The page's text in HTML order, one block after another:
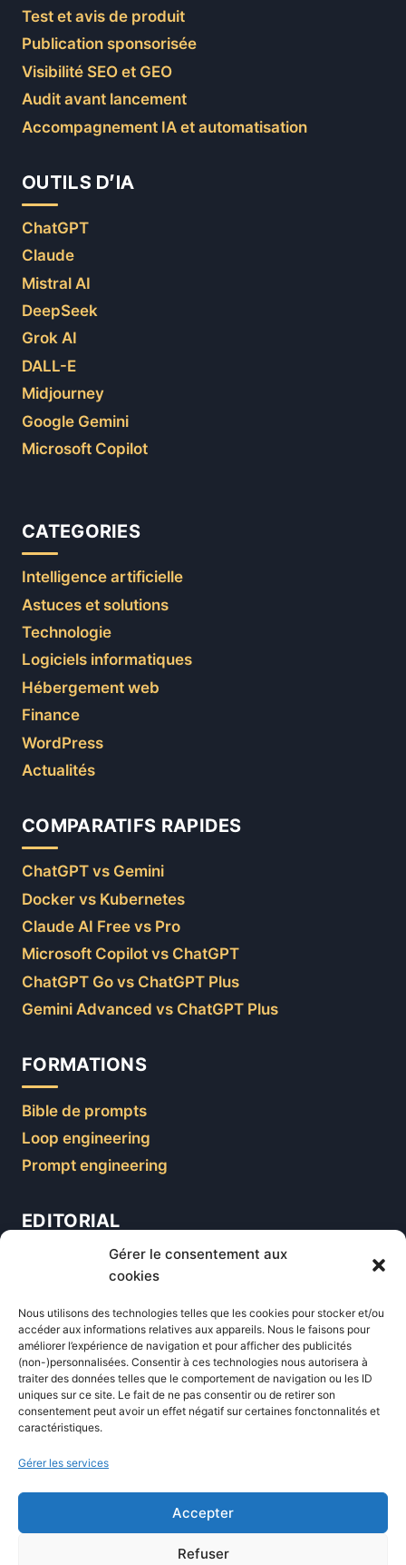
Gérer le consentement aux
cookies
Nous utilisons des technologies telles que les cookies pour stocker et/ou
accéder aux informations relatives aux appareils. Nous le faisons pour
améliorer l’expérience de navigation et pour afficher des publicités
(non-)personnalisées. Consentir à ces technologies nous autorisera à
traiter des données telles que le comportement de navigation ou les ID
uniques sur ce site. Le fait de ne pas consentir ou de retirer son
consentement peut avoir un effet négatif sur certaines fonctonnalités et
caractéristiques.
Gérer les services
Accepter
Refuser
Test et avis de produit
Publication sponsorisée
Visibilité SEO et GEO
Audit avant lancement
Accompagnement IA et automatisation
OUTILS D’IA
ChatGPT
Claude
Mistral AI
DeepSeek
Grok AI
DALL-E
Midjourney
Google Gemini
Microsoft Copilot
CATEGORIES
Intelligence artificielle
Astuces et solutions
Technologie
Logiciels informatiques
Hébergement web
Finance
WordPress
Actualités
COMPARATIFS RAPIDES
ChatGPT vs Gemini
Docker vs Kubernetes
Claude AI Free vs Pro
Microsoft Copilot vs ChatGPT
ChatGPT Go vs ChatGPT Plus
Gemini Advanced vs ChatGPT Plus
FORMATIONS
Bible de prompts
Loop engineering
Prompt engineering
EDITORIAL
Formations
Newsletter
Équipe éditoriale
Politique éditoriale
Méthodologie de test
Transparence et affiliation
CritiquePlus dans les médias